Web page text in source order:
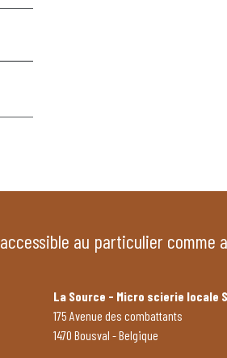
accessible au particulier comme
La Source - Micro scierie locale
175 Avenue des combattants
1470 Bousval - Belgique